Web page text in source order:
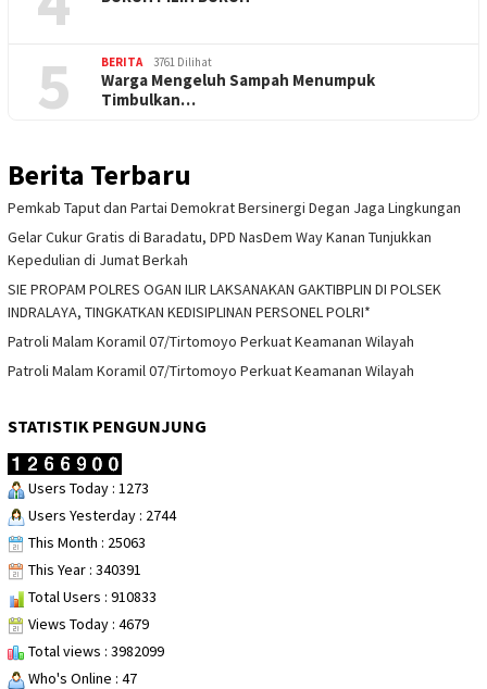
5 BERITA 3761 Dilihat
Warga Mengeluh Sampah Menumpuk
Timbulkan…
Berita Terbaru
Pemkab Taput dan Partai Demokrat Bersinergi Degan Jaga Lingkungan
Gelar Cukur Gratis di Baradatu, DPD NasDem Way Kanan Tunjukkan
Kepedulian di Jumat Berkah
SIE PROPAM POLRES OGAN ILIR LAKSANAKAN GAKTIBPLIN DI POLSEK
INDRALAYA, TINGKATKAN KEDISIPLINAN PERSONEL POLRI*
Patroli Malam Koramil 07/Tirtomoyo Perkuat Keamanan Wilayah
Patroli Malam Koramil 07/Tirtomoyo Perkuat Keamanan Wilayah
STATISTIK PENGUNJUNG
Users Today : 1273
Users Yesterday : 2744
This Month : 25063
This Year : 340391
Total Users : 910833
Views Today : 4679
Total views : 3982099
Who's Online : 47